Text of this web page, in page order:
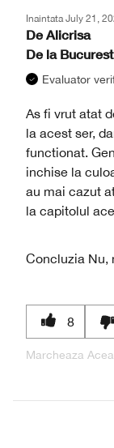
Inaintata July 21,
De Alicrisa
De la
Evaluator
As fi vrut atat
la acest ser,
functionat.
inchise la
au mai cazut
la capitolul
Concluzia Nu,
8
Marcheaza